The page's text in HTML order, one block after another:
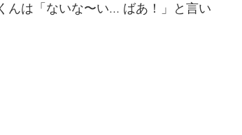
んは「ないな〜い… ばあ！」と言い